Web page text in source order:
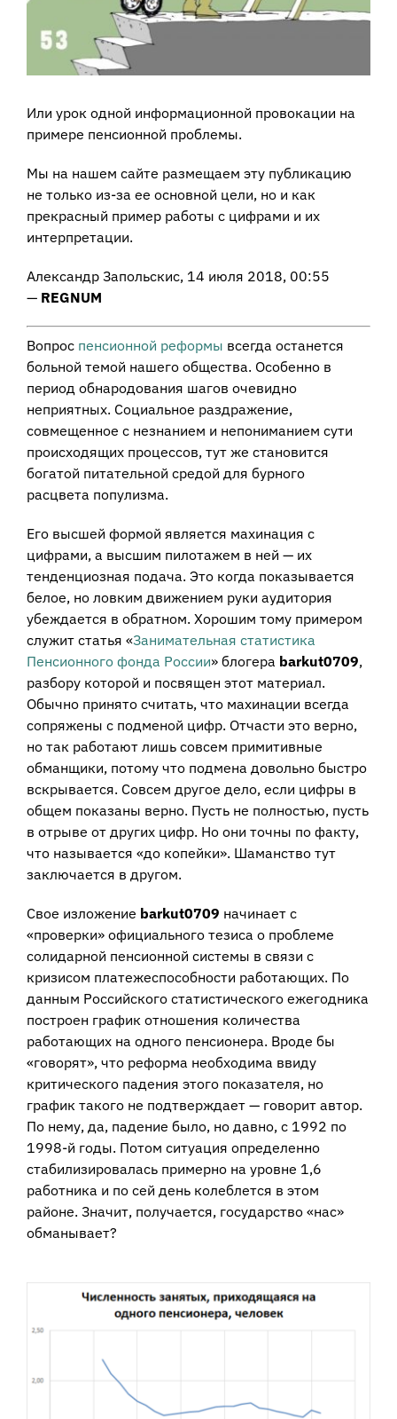
Или урок одной информационной провокации на
примере пенсионной проблемы.
Мы на нашем сайте размещаем эту публикацию
не только из-за ее основной цели, но и как
прекрасный пример работы с цифрами и их
интерпретации.
Александр Запольскис, 14 июля 2018, 00:55
— REGNUM
Вопрос пенсионной реформы всегда останется
больной темой нашего общества. Особенно в
период обнародования шагов очевидно
неприятных. Социальное раздражение,
совмещенное с незнанием и непониманием сути
происходящих процессов, тут же становится
богатой питательной средой для бурного
расцвета популизма.
Его высшей формой является махинация с
цифрами, а высшим пилотажем в ней — их
тенденциозная подача. Это когда показывается
белое, но ловким движением руки аудитория
убеждается в обратном. Хорошим тому примером
служит статья «Занимательная статистика
Пенсионного фонда России» блогера barkut0709,
разбору которой и посвящен этот материал.
Обычно принято считать, что махинации всегда
сопряжены с подменой цифр. Отчасти это верно,
но так работают лишь совсем примитивные
обманщики, потому что подмена довольно быстро
вскрывается. Совсем другое дело, если цифры в
общем показаны верно. Пусть не полностью, пусть
в отрыве от других цифр. Но они точны по факту,
что называется «до копейки». Шаманство тут
заключается в другом.
Свое изложение barkut0709 начинает с
«проверки» официального тезиса о проблеме
солидарной пенсионной системы в связи с
кризисом платежеспособности работающих. По
данным Российского статистического ежегодника
построен график отношения количества
работающих на одного пенсионера. Вроде бы
«говорят», что реформа необходима ввиду
критического падения этого показателя, но
график такого не подтверждает — говорит автор.
По нему, да, падение было, но давно, с 1992 по
1998-й годы. Потом ситуация определенно
стабилизировалась примерно на уровне 1,6
работника и по сей день колеблется в этом
районе. Значит, получается, государство «нас»
обманывает?